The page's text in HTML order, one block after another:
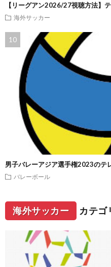
【リーグアン2026/27視聴方法】
海外サッカー
男子バレーアジア選手権2023のテ
バレーボール
海外サッカー カテゴ